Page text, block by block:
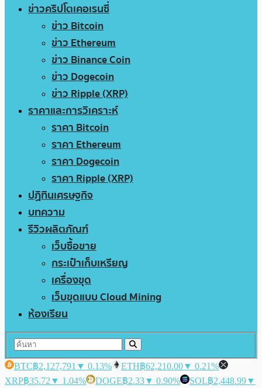
ข่าวคริปโตเคอเรนซี่
ข่าว Bitcoin
ข่าว Ethereum
ข่าว Binance Coin
ข่าว Dogecoin
ข่าว Ripple (XRP)
ราคาและการวิเคราะห์
ราคา Bitcoin
ราคา Ethereum
ราคา Dogecoin
ราคา Ripple (XRP)
ปฏิทินเศรษฐกิจ
บทความ
รีวิวผลิตภัณฑ์
เว็บซื้อขาย
กระเป๋าเก็บเหรียญ
เครื่องขุด
เว็บขุดแบบ Cloud Mining
ห้องเรียน
BTC฿2,127,791 ▼ 0.13% ETH฿62,210.00▼ 0.21%
XRP฿35.72 ▼ 1.04% DOGE฿2.33▼ 0.90% SOL฿2,448.99▼